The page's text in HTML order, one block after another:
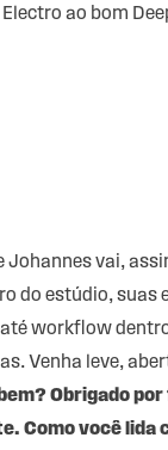
ao bom
Johannes vai,
do estúdio,
workflow
Venha leve,
Obrigado
Como você lida